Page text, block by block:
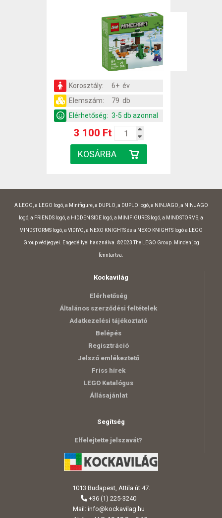
Korosztály:
6+ év
Elemszám:
79 db
Elérhetőség: 3-5 db azonnal
3 100 Ft
A LEGO, a LEGO logó, a Minifigure, a DUPLO, a DUPLO logó, a NINJAGO, a NINJAGO
logó, a FRIENDS logó, a HIDDEN SIDE logó, a MINIFIGURES logó, a MINDSTORMS, a
MINDSTORMS logó, a VIDIYO, a NEXO KNIGHTS és a NEXO KNIGHTS logó a LEGO
Group védjegyei. Engedéllyel használva. ©2023 The LEGO Group. Minden jog
fenntartva.
Kockavilág
Elérhetőség
Általános szerződési feltételek
Adatkezelési tájékoztató
Belépés
Regisztráció
Jelszó emlékeztető
Friss hírek
LEGO Katalógus
Állásajánlat
Segítség
Elfelejtette jelszavát?
1013 Budapest, Attila út 47.
+36 (1) 225-3240
Mail: info@kockavilag.hu